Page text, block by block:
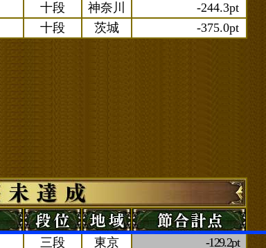
十段 神奈川
-244.3pt
十段 茨城 -375.0pt
三段 東京 -129.2pt